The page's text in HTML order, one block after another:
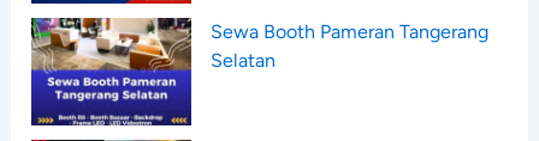
Sewa Booth Pameran Tangerang
Selatan